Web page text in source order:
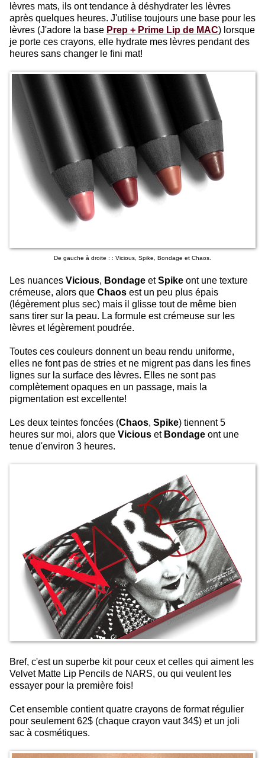
lèvres mats, ils ont tendance à déshydrater les lèvres
après quelques heures. J'utilise toujours une base pour les
lèvres (J'adore la base Prep + Prime Lip de MAC) lorsque
je porte ces crayons, elle hydrate mes lèvres pendant des
heures sans changer le fini mat!
De gauche à droite : : Vicious, Spike, Bondage et Chaos.
Les nuances Vicious, Bondage etSpike ont une texture
crémeuse, alors que Chaos est un peu plus épais
(légèrement plus sec) mais il glisse tout de même bien
sans tirer sur la peau. La formule est crémeuse sur les
lèvres et légèrement poudrée.
Toutes ces couleurs donnent un beau rendu uniforme,
elles ne font pas de stries et ne migrent pas dans les fines
lignes sur la surface des lèvres. Elles ne sont pas
complètement opaques en un passage, mais la
pigmentation est excellente!
Les deux teintes foncées (Chaos, Spike) tiennent 5
heures sur moi, alors que Vicious et Bondage ont une
tenue d'environ 3 heures.
Bref, c'est un superbe kit pour ceux et celles qui aiment les
Velvet Matte Lip Pencils de NARS, ou qui veulent les
essayer pour la première fois!
Cet ensemble contient quatre crayons de format régulier
pour seulement 62$ (chaque crayon vaut 34$) et un joli
sac à cosmétiques.